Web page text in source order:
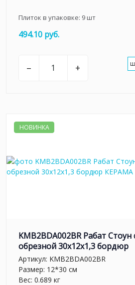
Плиток в упаковке: 9шт
494.10 руб.
– +
НОВИНКА
KMB2BDA002BR Рабат
обрезной 30x12x1,3 бордюр
Артикул: KMB2BDA002BR
Размер: 12*30 см
Вес: 0.689 кг